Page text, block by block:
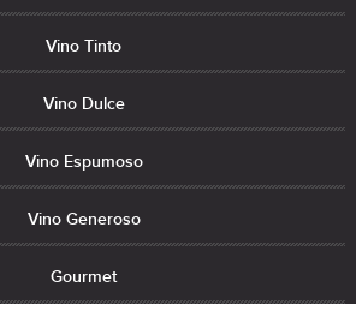
Vino Tinto
Vino Dulce
Vino Espumoso
Vino Generoso
Gourmet